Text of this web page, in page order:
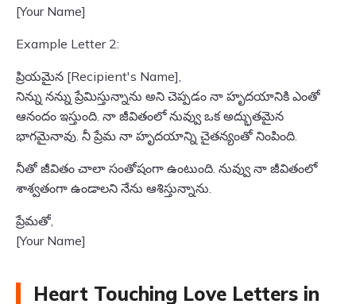
[Your Name]
Example Letter 2:
ప్రియమైన [Recipient's Name],
నిన్ను నన్ను ప్రేమిస్తున్నాను అని చెప్పడం నా హృదయానికి ఎంతో
ఆనందం ఇస్తుంది. నా జీవితంలో నువ్వు ఒక అద్భుతమైన
భాగమైనావు. నీ ప్రేమ నా హృదయాన్ని చైతన్యంతో నింపింది.
నీతో జీవితం చాలా సంతోషంగా ఉంటుంది. నువ్వు నా జీవితంలో
శాశ్వతంగా ఉండాలని నేను ఆశిస్తున్నాను.
ప్రేమతో,
[Your Name]
Heart Touching Love Letters in